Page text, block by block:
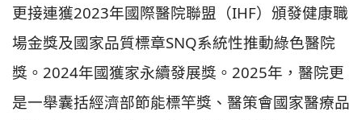
更接連獲2023年國際醫院聯盟（IHF）頒發健康職
場金獎及國家品質標章SNQ系統性推動綠色醫院
獎。2024年國獲家永續發展獎。2025年，醫院更
是一舉囊括經濟部節能標竿獎、醫策會國家醫療品